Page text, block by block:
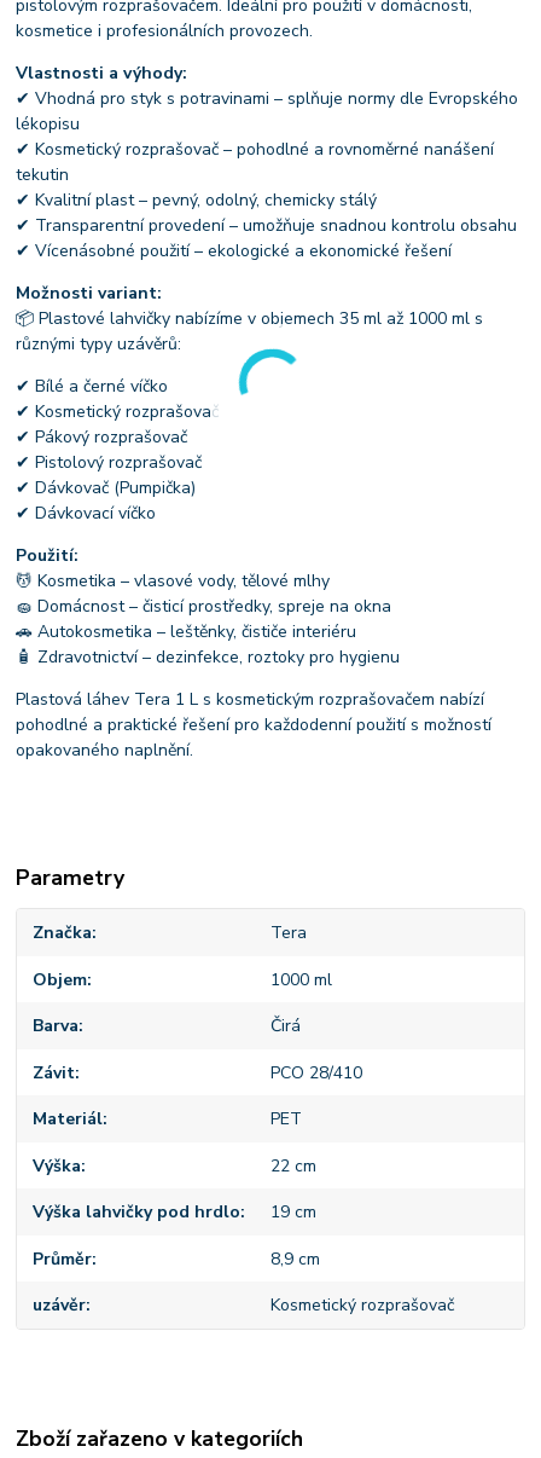
pistolovým rozprašovačem. Ideální pro použití v domácnosti,
kosmetice i profesionálních provozech.
Vlastnosti a výhody:
✔ Vhodná pro styk s potravinami – splňuje normy dle Evropského
lékopisu
✔ Kosmetický rozprašovač – pohodlné a rovnoměrné nanášení
tekutin
✔ Kvalitní plast – pevný, odolný, chemicky stálý
✔ Transparentní provedení – umožňuje snadnou kontrolu obsahu
✔ Vícenásobné použití – ekologické a ekonomické řešení
Možnosti variant:
📦 Plastové lahvičky nabízíme v objemech 35 ml až 1000 ml s
různými typy uzávěrů:
✔ Bílé a černé víčko
✔ Kosmetický rozprašovač
✔ Pákový rozprašovač
✔ Pistolový rozprašovač
✔ Dávkovač (Pumpička)
✔ Dávkovací víčko
Použití:
💆 Kosmetika – vlasové vody, tělové mlhy
🧽 Domácnost – čisticí prostředky, spreje na okna
🚗 Autokosmetika – leštěnky, čističe interiéru
🧴 Zdravotnictví – dezinfekce, roztoky pro hygienu
Plastová láhev Tera 1 L s kosmetickým rozprašovačem nabízí
pohodlné a praktické řešení pro každodenní použití s možností
opakovaného naplnění.
Parametry
Značka Tera
Objem 1000 ml
Barva Čirá
Závit PCO 28/410
Materiál PET
Výška 22 cm
Výška lahvičky pod hrdlo 19 cm
Průměr 8,9 cm
uzávěr Kosmetický rozprašovač
Zboží zařazeno v kategoriích